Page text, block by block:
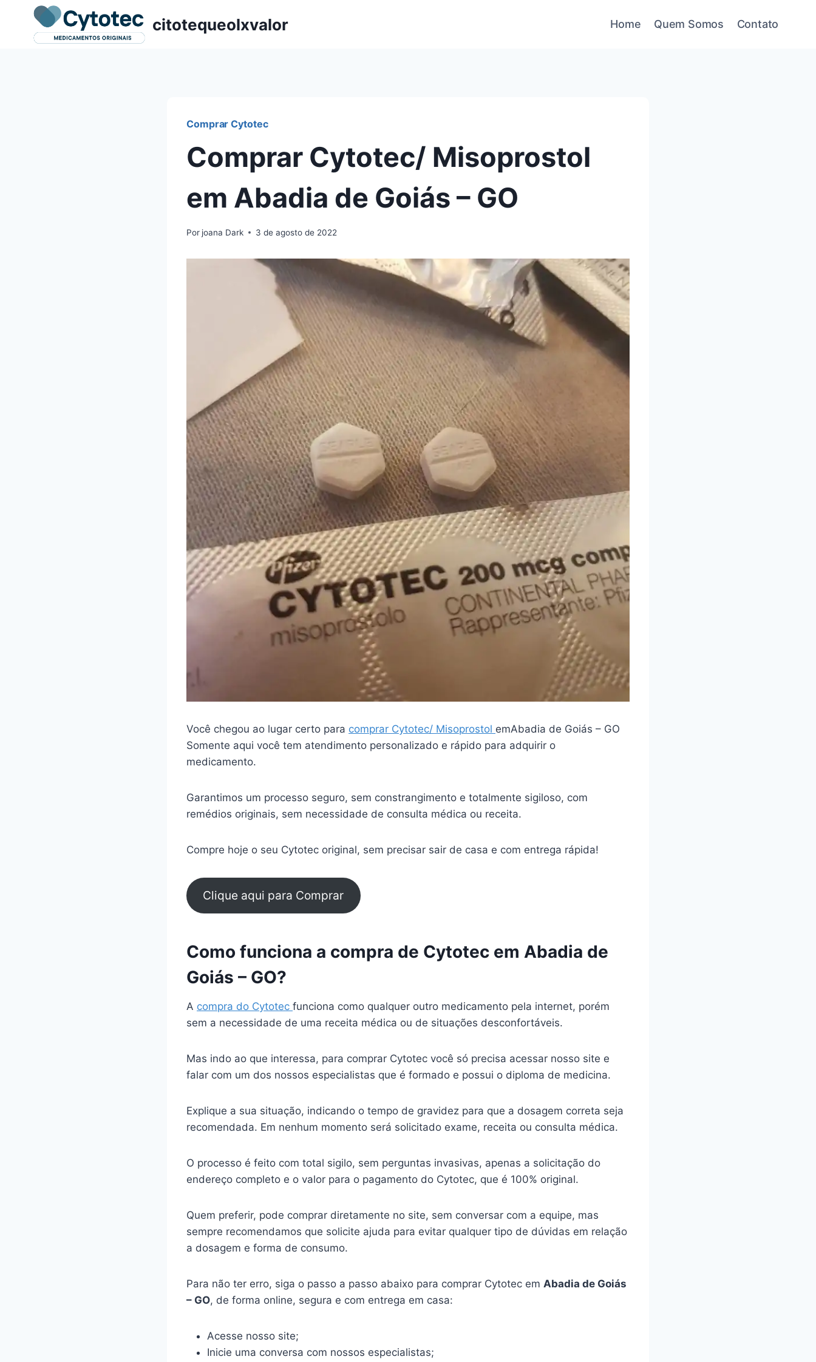
citotequeolxvalor Home Quem Somos Contato
Comprar Cytotec
Comprar Cytotec/ Misoprostol
em Abadia de Goiás – GO
Por joana Dark 3 de agosto de 2022
Você chegou ao lugar certo para comprar Cytotec/ Misoprostol emAbadia de Goiás – GO
Somente aqui você tem atendimento personalizado e rápido para adquirir o
medicamento.
Garantimos um processo seguro, sem constrangimento e totalmente sigiloso, com
remédios originais, sem necessidade de consulta médica ou receita.
Compre hoje o seu Cytotec original, sem precisar sair de casa e com entrega rápida!
Clique aqui para Comprar
Como funciona a compra de Cytotec em Abadia de
Goiás – GO?
A compra do Cytotec funciona como qualquer outro medicamento pela internet, porém
sem a necessidade de uma receita médica ou de situações desconfortáveis.
Mas indo ao que interessa, para comprar Cytotec você só precisa acessar nosso site e
falar com um dos nossos especialistas que é formado e possui o diploma de medicina.
Explique a sua situação, indicando o tempo de gravidez para que a dosagem correta seja
recomendada. Em nenhum momento será solicitado exame, receita ou consulta médica.
O processo é feito com total sigilo, sem perguntas invasivas, apenas a solicitação do
endereço completo e o valor para o pagamento do Cytotec, que é 100% original.
Quem preferir, pode comprar diretamente no site, sem conversar com a equipe, mas
sempre recomendamos que solicite ajuda para evitar qualquer tipo de dúvidas em relação
a dosagem e forma de consumo.
Para não ter erro, siga o passo a passo abaixo para comprar Cytotec em Abadia de Goiás
– GO, de forma online, segura e com entrega em casa:
Acesse nosso site;
Inicie uma conversa com nossos especialistas;